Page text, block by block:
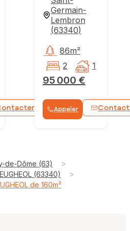
WhatsApp
Germain-
Lembron
(63340)
95 000 €
86m²
2
1
Appeler
de-Dôme (63) >
(63340) >
de 160m²